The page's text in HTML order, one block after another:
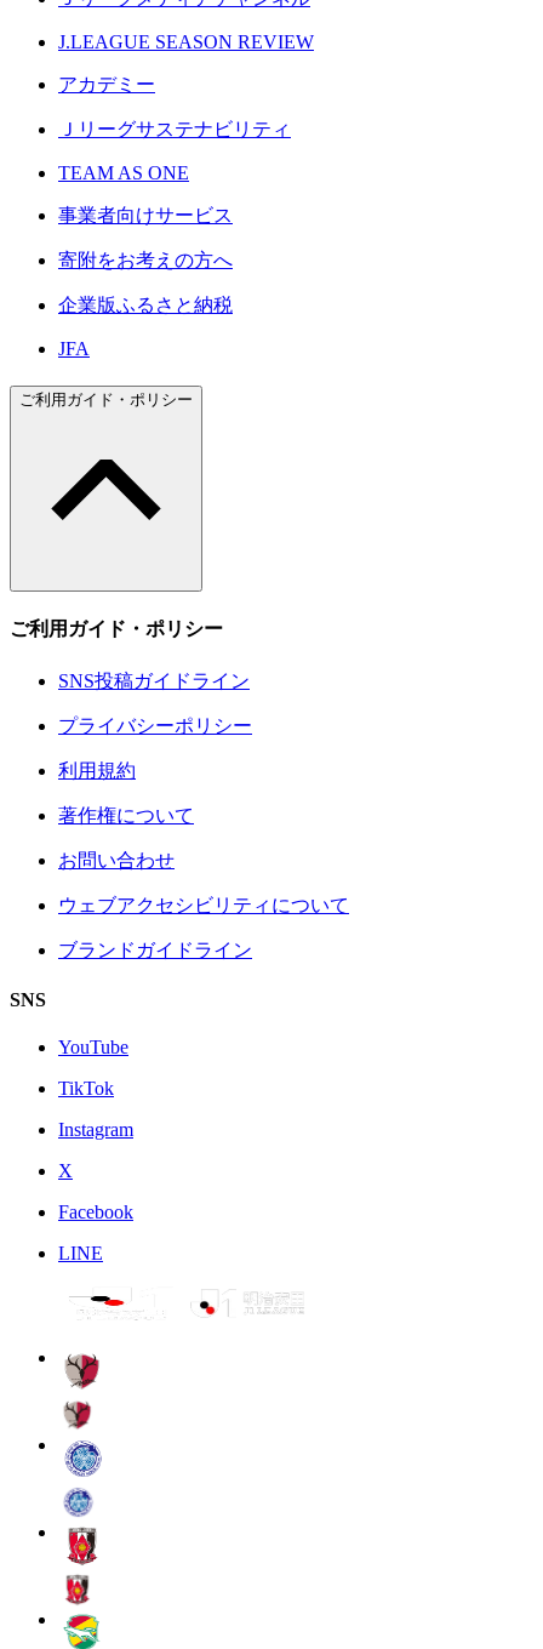
J.LEAGUE SEASON REVIEW
アカデミー
Ｊリーグサステナビリティ
TEAM AS ONE
事業者向けサービス
寄附をお考えの方へ
企業版ふるさと納税
JFA
ご利用ガイド・ポリシー
ご利用ガイド・ポリシー
SNS投稿ガイドライン
プライバシーポリシー
利用規約
著作権について
お問い合わせ
ウェブアクセシビリティについて
ブランドガイドライン
SNS
YouTube
TikTok
Instagram
X
Facebook
LINE